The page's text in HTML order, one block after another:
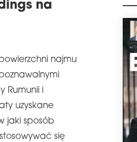
na
najmu
Rumunii i
uzyskane
jaki sposób
się
i
I
schedule